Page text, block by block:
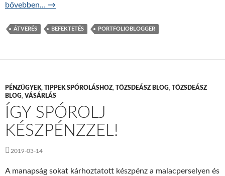
Pápá pénz! – így veszítenek egyesek
bővebben… →
ÁTVERÉS BEFEKTETÉS PORTFOLIOBLOGGER
PÉNZÜGYEK, TIPPEK SPÓROLÁSHOZ, TŐZSDEÁSZ BLOG, TŐZSDEÁSZ
BLOG, VÁSÁRLÁS
ÍGY SPÓROLJ
KÉSZPÉNZZEL!
2019-03-14
A manapság sokat kárhoztatott készpénz a malacperselyen és